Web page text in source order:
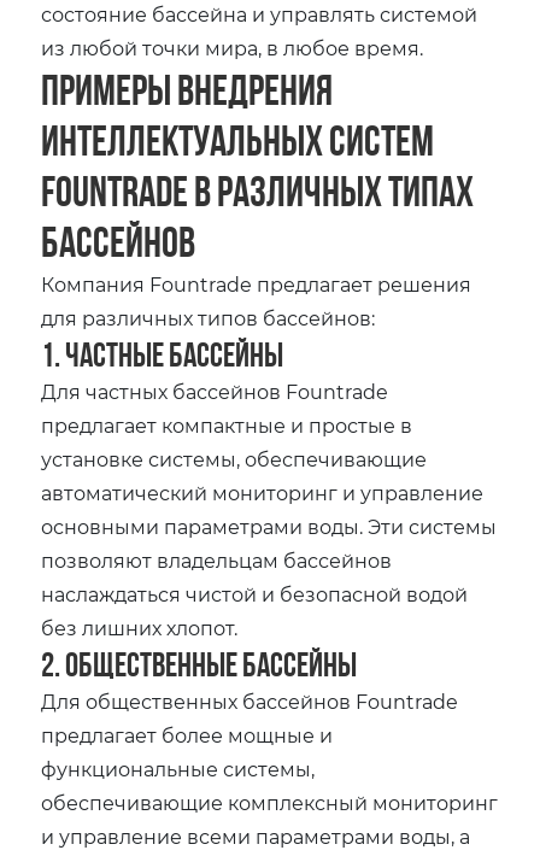
состояние бассейна и управлять системой
из любой точки мира, в любое время.
Примеры внедрения
интеллектуальных систем
Fountrade в различных типах
бассейнов
Компания Fountrade предлагает решения
для различных типов бассейнов:
1. Частные бассейны
Для частных бассейнов Fountrade
предлагает компактные и простые в
установке системы, обеспечивающие
автоматический мониторинг и управление
основными параметрами воды. Эти системы
позволяют владельцам бассейнов
наслаждаться чистой и безопасной водой
без лишних хлопот.
2. Общественные бассейны
Для общественных бассейнов Fountrade
предлагает более мощные и
функциональные системы,
обеспечивающие комплексный мониторинг
и управление всеми параметрами воды, а